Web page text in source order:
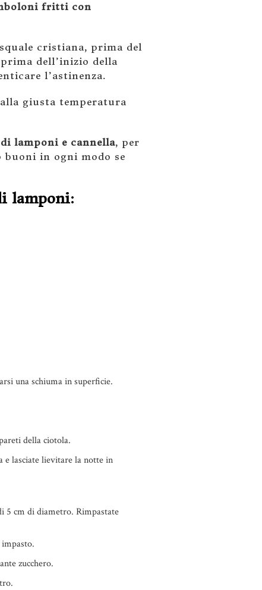
fritti con
cristiana, prima del
dell’inizio della
l’astinenza.
giusta temperatura
lamponi e cannella, per
buoni in ogni modo se
lamponi:
una schiuma in superficie.
della ciotola.
e lasciate lievitare la notte in
5 cm di diametro. Rimpastate
zucchero.